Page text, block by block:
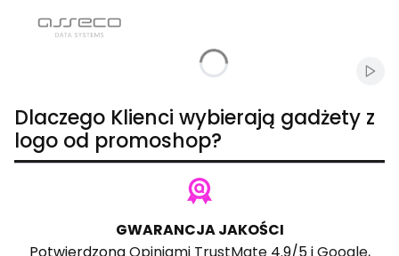
Dlaczego Klienci wybierają gadżety z
logo od promoshop?
GWARANCJA JAKOŚCI
PotwierdzonaOpiniami TrustMate4.9/5 iGoogle,